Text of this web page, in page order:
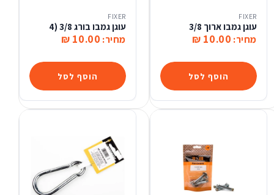
הוסף לסל
FIXER
עוגן גמבו ארוך 3/8
מחיר: 10.00 ₪
הוסף לסל
FIXER
עוגן גמבו בורג 3/8 (4
מחיר: 10.00 ₪